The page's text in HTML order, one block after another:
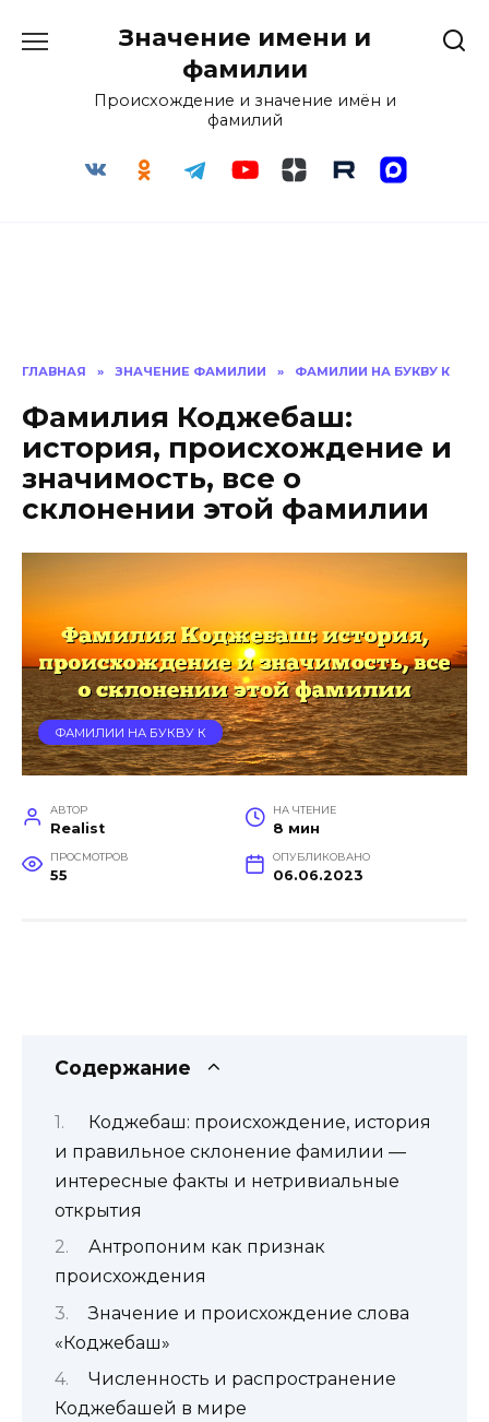
Значение имени и
фамилии
Происхождение и значение имён и
фамилий
ГЛАВНАЯ » ЗНАЧЕНИЕ ФАМИЛИИ » ФАМИЛИИ НА БУКВУ К
Фамилия Коджебаш:
история, происхождение и
значимость, все о
склонении этой фамилии
ФАМИЛИИ НА БУКВУ К
АВТОР
Realist
НА ЧТЕНИЕ
8 мин
ПРОСМОТРОВ
55
ОПУБЛИКОВАНО
06.06.2023
Содержание
Коджебаш: происхождение, история
и правильное склонение фамилии —
интересные факты и нетривиальные
открытия
Антропоним как признак
происхождения
Значение и происхождение слова
«Коджебаш»
Численность и распространение
Коджебашей в мире